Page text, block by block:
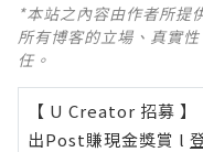
*本站之內容由作者所提
所有博客的立場、真實
任。
【 U Creator 招募 】
出Post賺現金獎賞 l